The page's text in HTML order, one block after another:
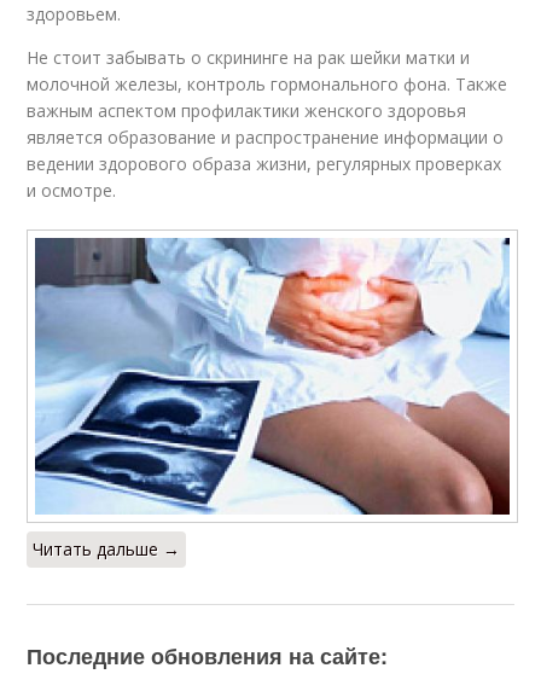
здоровьем.
Не стоит забывать о скрининге на рак шейки матки и
молочной железы, контроль гормонального фона. Также
важным аспектом профилактики женского здоровья
является образование и распространение информации о
ведении здорового образа жизни, регулярных проверках
и осмотре.
Читать дальше →
Последние обновления на сайте: